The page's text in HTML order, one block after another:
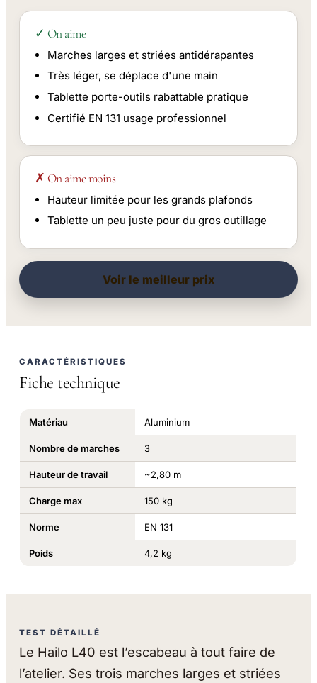
✓ On aime
Marches larges et striées antidérapantes
Très léger, se déplace d'une main
Tablette porte-outils rabattable pratique
Certifié EN 131 usage professionnel
✗ On aime moins
Hauteur limitée pour les grands plafonds
Tablette un peu juste pour du gros outillage
Voir le meilleur prix
CARACTÉRISTIQUES
Fiche technique
Matériau Aluminium
Nombre de marches 3
Hauteur de travail ~2,80 m
Charge max 150 kg
Norme EN 131
Poids 4,2 kg
TEST DÉTAILLÉ
Le Hailo L40 est l’escabeau à tout faire de
l’atelier. Ses trois marches larges et striées